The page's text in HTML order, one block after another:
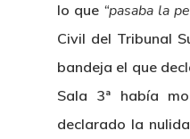
lo que “pasaba la
Civil del Tribunal
bandeja el que
Sala 3ª había
declarado la